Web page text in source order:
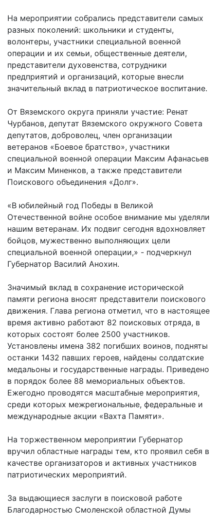
На мероприятии собрались представители самых
разных поколений: школьники и студенты,
волонтеры, участники специальной военной
операции и их семьи, общественные деятели,
представители духовенства, сотрудники
предприятий и организаций, которые внесли
значительный вклад в патриотическое воспитание.
От Вяземского округа приняли участие: Ренат
Чурбанов, депутат Вяземского окружного Совета
депутатов, доброволец, член организации
ветеранов «Боевое братство», участники
специальной военной операции Максим Афанасьев
и Максим Миненков, а также представители
Поискового объединения «Долг».
«В юбилейный год Победы в Великой
Отечественной войне особое внимание мы уделяли
нашим ветеранам. Их подвиг сегодня вдохновляет
бойцов, мужественно выполняющих цели
специальной военной операции,» - подчеркнул
Губернатор Василий Анохин.
Значимый вклад в сохранение исторической
памяти региона вносят представители поискового
движения. Глава региона отметил, что в настоящее
время активно работают 82 поисковых отряда, в
которых состоят более 2500 участников.
Установлены имена 382 погибших воинов, подняты
останки 1432 павших героев, найдены солдатские
медальоны и государственные награды. Приведено
в порядок более 88 мемориальных объектов.
Ежегодно проводятся масштабные мероприятия,
среди которых межрегиональные, федеральные и
международные акции «Вахта Памяти».
На торжественном мероприятии Губернатор
вручил областные награды тем, кто проявил себя в
качестве организаторов и активных участников
патриотических мероприятий.
За выдающиеся заслуги в поисковой работе
Благодарностью Смоленской областной Думы